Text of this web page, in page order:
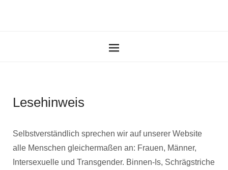
Lesehinweis
Selbstverständlich sprechen wir auf unserer Website
alle Menschen gleichermaßen an: Frauen, Männer,
Intersexuelle und Transgender. Binnen-Is, Schrägstriche